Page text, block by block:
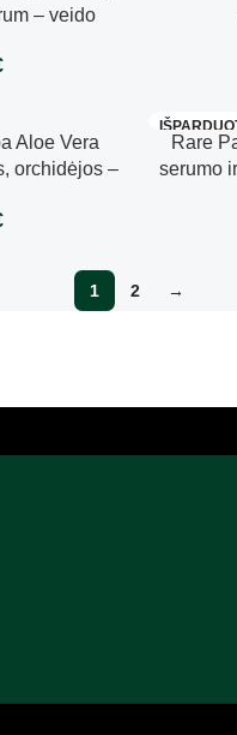
– veido
Aloe Vera
orchidėjos –
Rare
serumo
1 2 →